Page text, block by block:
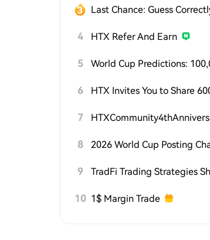
4 HTX Refer And Earn
5
6
7
8
9
10 1$ Margin Trade